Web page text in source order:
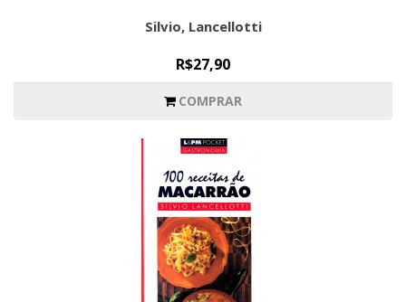
Silvio, Lancellotti
R$27,90
COMPRAR